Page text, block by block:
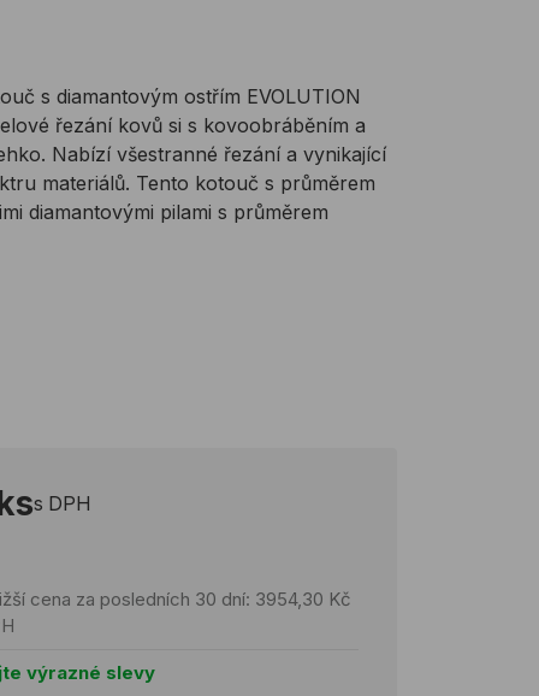
s diamantovým ostřím EVOLUTION
řezání kovů si s kovoobráběním a
Nabízí všestranné řezání a vynikající
materiálů. Tento kotouč s průměrem
diamantovými pilami s průměrem
s DPH
cena za posledních 30 dní: 3954,30 Kč
výrazné slevy